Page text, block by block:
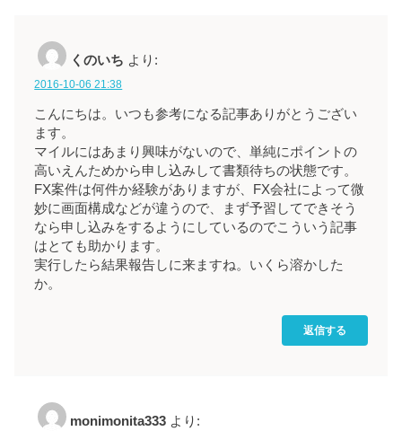
くのいち より:
2016-10-06 21:38
こんにちは。いつも参考になる記事ありがとうござい
ます。
マイルにはあまり興味がないので、単純にポイントの
高いえんためから申し込みして書類待ちの状態です。
FX案件は何件か経験がありますが、FX会社によって微
妙に画面構成などが違うので、まず予習してできそう
なら申し込みをするようにしているのでこういう記事
はとても助かります。
実行したら結果報告しに来ますね。いくら溶かした
か。
返信する
monimonita333 より: